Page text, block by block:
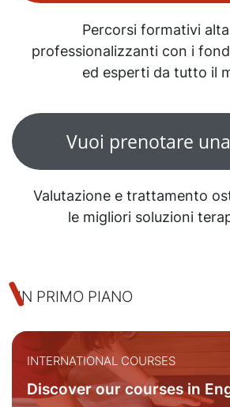
Percorsi formativi
professionalizzanti con i
ed esperti da tutto il
Vuoi prenotare
Valutazione e trattamento
le migliori soluzioni
IN PRIMO PIANO
INTERNATIONAL COURSES
Discover our courses in